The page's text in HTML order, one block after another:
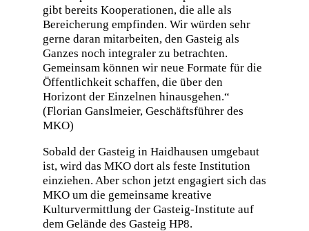
gibt bereits Kooperationen, die alle als
Bereicherung empfinden. Wir würden sehr
gerne daran mitarbeiten, den Gasteig als
Ganzes noch integraler zu betrachten.
Gemeinsam können wir neue Formate für die
Öffentlichkeit schaffen, die über den
Horizont der Einzelnen hinausgehen.“
(Florian Ganslmeier, Geschäftsführer des
MKO)
Sobald der Gasteig in Haidhausen umgebaut
ist, wird das MKO dort als feste Institution
einziehen. Aber schon jetzt engagiert sich das
MKO um die gemeinsame kreative
Kulturvermittlung der Gasteig-Institute auf
dem Gelände des Gasteig HP8.